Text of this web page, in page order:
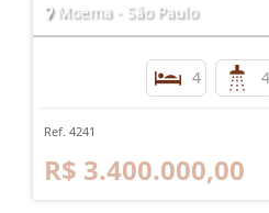
Moema - São Paulo
4 4
Ref. 4241
R$ 3.400.000,00